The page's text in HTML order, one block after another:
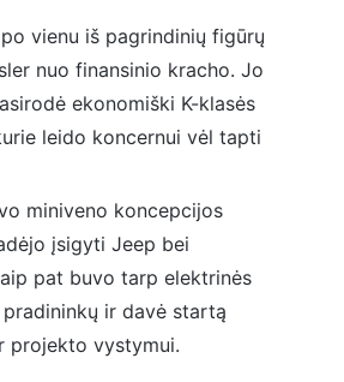
vienu iš pagrindinių figūrų
nuo finansinio kracho. Jo
ekonomiški K-klasės
leido koncernui vėl tapti
miniveno koncepcijos
įsigyti Jeep bei
pat buvo tarp elektrinės
ir davė startą
projekto vystymui.